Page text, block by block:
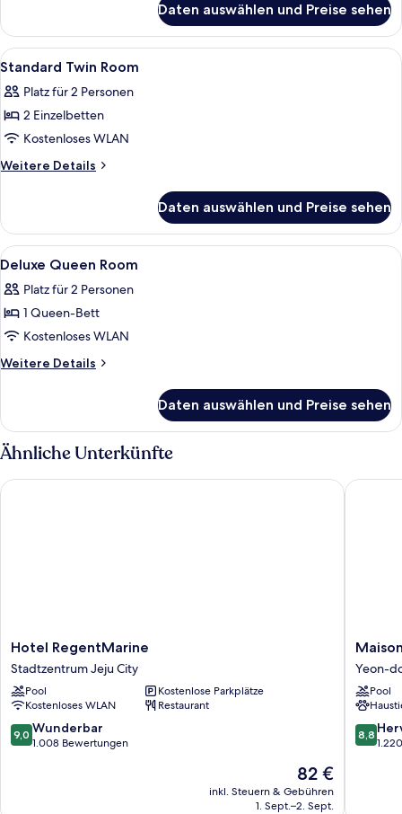
extra
bed
Dreibettzimmer,
3 Einzelbetten
Daten auswählen und Preise sehen
Alle
Fotos
für
Standard
Twin
Room
Ein Hotelzimmer mit zwei Betten,
24
Standard Twin Room
Platz für 2 Personen
2 Einzelbetten
Kostenloses WLAN
Weitere Details
Weitere
Twin
Room
Daten auswählen und Preise sehen
Alle
Fotos
für
Deluxe
Queen
Room
Zimmersafe,
24
Deluxe Queen Room
Platz für 2 Personen
1 Queen-Bett
Kostenloses WLAN
Weitere Details
Weitere
Queen
Room
Daten auswählen und Preise sehen
Ähnliche Unterkünfte
Hotel
RegentMarine
Stadtzentrum
Jeju
City
Hotel RegentMarine
Stadtzentrum Jeju City
Pool
Kostenlose Parkplätze
Kostenloses WLAN
Restaurant
9.0
von
9,0 Wunderbar
1.008 Bewertungen
Der
Preis
beträgt
82 €
inkl. Steuern & Gebühren
1. Sept.–2. Sept.
Hotel RegentMarine
Maison
Glad
Jeju
Yeon-
dong
Yeon-
Pool
8.8
von
8,8
Maison